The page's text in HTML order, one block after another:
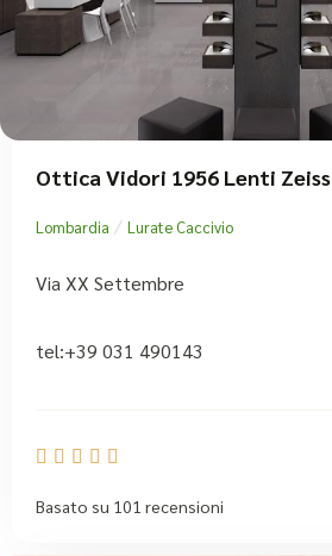
Ottica Vidori 1956 Lenti Zeiss
Lombardia / Lurate Caccivio
Via XX Settembre
tel:+39 031 490143
    
Basato su 101 recensioni